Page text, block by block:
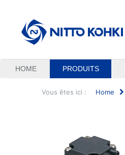
HOME PRODUITS
Vous êtes ici : Home